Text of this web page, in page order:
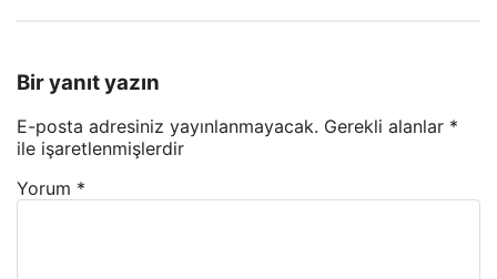
Bir yanıt yazın
E-posta adresiniz yayınlanmayacak. Gerekli alanlar *
ile işaretlenmişlerdir
Yorum *